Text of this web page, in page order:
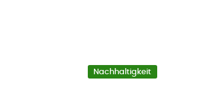
Nachhaltigkeit